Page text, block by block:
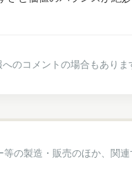
のコメントの場合もありま
の製造・販売のほか、関